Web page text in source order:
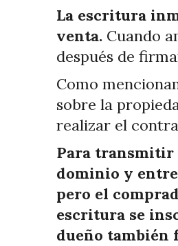
La escritura
venta. Cuando
después de
Como
sobre la
realizar el
Para transmitir
dominio y
pero el
escritura se
dueño también